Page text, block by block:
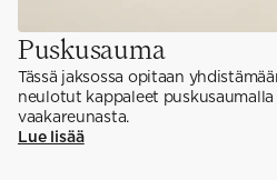
Puskusauma
Tässä jaksossa opitaan
neulotut kappaleet
vaakareunasta.
Lue lisää